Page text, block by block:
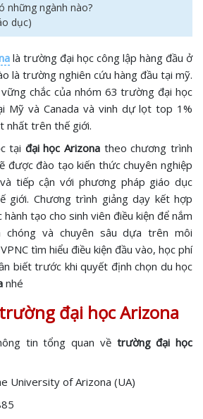
những ngành nào?
dục)
là trường đại học công lập hàng đầu ở
là trường nghiên cứu hàng đầu tại mỹ.
chắc của nhóm 63 trường đại học
Mỹ và Canada và vinh dự lọt top 1%
nhất trên thế giới.
tại đại học Arizona theo chương trình
được đào tạo kiến thức chuyên nghiệp
tiếp cận với phương pháp giáo dục
giới. Chương trình giảng dạy kết hợp
tạo cho sinh viên điều kiện để nắm
chóng và chuyên sâu dựa trên môi
tìm hiểu điều kiện đầu vào, học phí
biết trước khi quyết định chọn du học
nhé
đại học Arizona
tin tổng quan vềtrường đại học
University of Arizona (UA)